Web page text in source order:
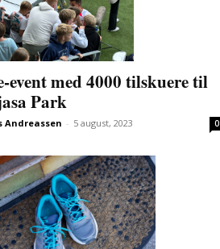
event med 4000 tilskuere til
Park
Andreassen - 5 august, 2023 0